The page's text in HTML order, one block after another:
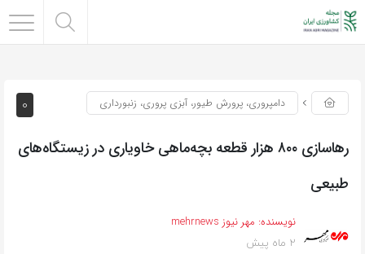
0 دامپروری، پرورش طیور، آبزی پروری، زنبورداری
رهاسازی ۸۰۰ هزار قطعه بچه‌ماهی خاویاری در زیستگاه‌های
طبیعی
نویسنده: مهر نیوز mehrnews
2 ماه پیش